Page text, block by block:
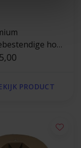
hoes
°C - 30 mm x
PRODUCT